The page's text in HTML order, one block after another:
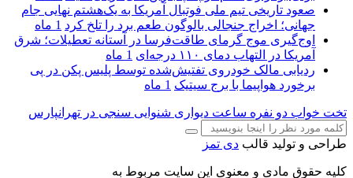
صعود تاریخی تیم ملی فوتبال آمریکا به یک‌هشتم نهایی جام
جهانی؛ اخراج جنجالی بالوگون طعم برد را تلخ کرد 1 ماه
اوج‌گیری موج گرمای طاقت‌فرسا در آستانه تعطیلات؛ شرق
آمریکا در التهاب دمای ۱۱۰ درجه‌ای
1 ماه
ردیابی مالک خودروی تفتیش‌شده توسط پلیس پکن در پی
برخورد هواپیما با برج سیتیک 1 ماه
تخت خواب دو نفره ساعت دیواری شنوایی سنجی در تهرانپارس
طراحی و تولید قالب دی تمز
کلیه حقوق مادی و معنوی این سایت مربوط به